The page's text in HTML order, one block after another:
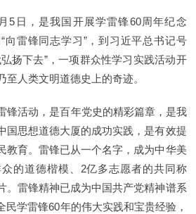
5日，是我国开展学雷锋60周年纪念
向雷锋同志学习”，到习近平总书记号
扬下去”，一项群众性学习实践活动开
至人类文明道德史上的奇迹。
锋活动，是百年党史的精彩篇章，是我
国思想道德大厦的成功实践，是有效提
教育。雷锋已从一个名字，成为中华美
的道德楷模、2亿多志愿者的共同称
。雷锋精神已成为中国共产党精神谱系
民学雷锋60年的伟大实践和宝贵经验，